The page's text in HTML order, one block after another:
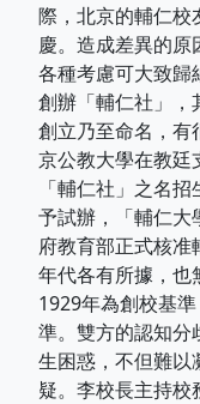
際，北京的輔仁校
慶。造成差異的
各種考慮可大致歸
創辦「輔仁社」，
創立乃至命名，有
京公教大學在教廷
「輔仁社」之名
予試辦，「輔仁大
府教育部正式核准
年代各有所據，也
1929年為創校基
準。雙方的認知分
生困惑，不但難以
疑。李校長主持校